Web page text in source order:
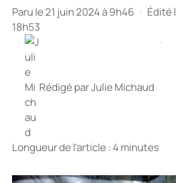
Paru le 21 juin 2024 à 9h46 · Édité
18h53
·
Rédigé parJulie Michaud
·
Longueur de l’article : 4 minutes